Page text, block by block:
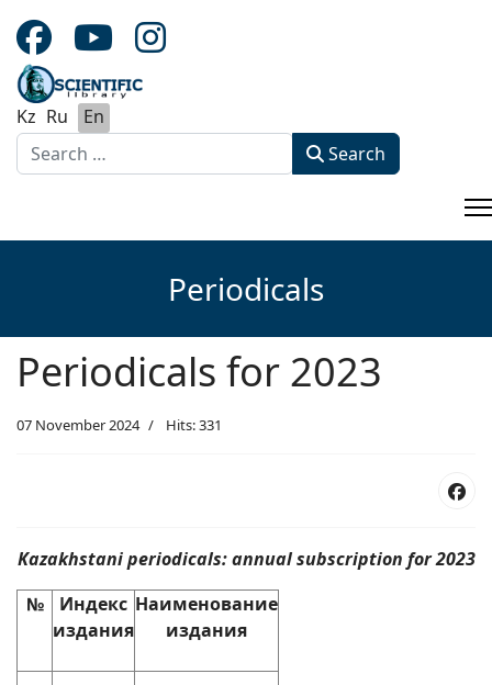
Kz Ru
En
Search
Search
Periodicals
Periodicals for 2023
07 November 2024 Hits: 331
Kazakhstani periodicals: annual subscription for 2023
№
Индекс
издания
Наименование
издания